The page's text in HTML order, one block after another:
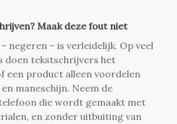
Maak deze fout niet
negeren – is verleidelijk. Op veel
doen tekstschrijvers het
een product alleen voordelen
maneschijn. Neem de
die wordt gemaakt met
en zonder uitbuiting van